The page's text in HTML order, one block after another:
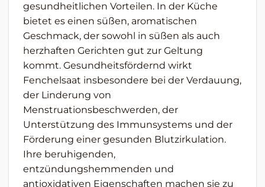
gesundheitlichen Vorteilen. In der Küche
bietet es einen süßen, aromatischen
Geschmack, der sowohl in süßen als auch
herzhaften Gerichten gut zur Geltung
kommt. Gesundheitsfördernd wirkt
Fenchelsaat insbesondere bei der Verdauung,
der Linderung von
Menstruationsbeschwerden, der
Unterstützung des Immunsystems und der
Förderung einer gesunden Blutzirkulation.
Ihre beruhigenden,
entzündungshemmenden und
antioxidativen Eigenschaften machen sie zu